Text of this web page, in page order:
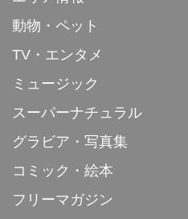
動物・ペット
TV・エンタメ
ミュージック
スーパーナチュラル
グラビア・写真集
コミック・絵本
フリーマガジン